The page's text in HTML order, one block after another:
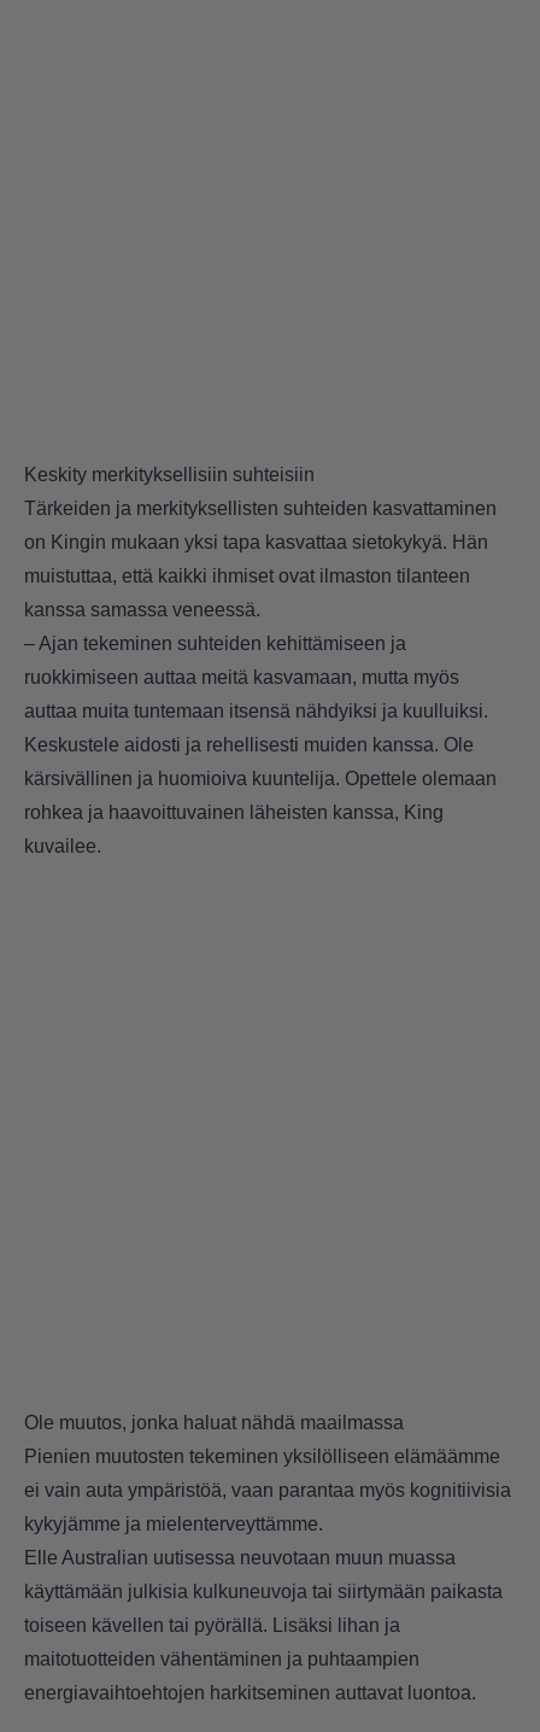
Keskity merkityksellisiin suhteisiin
Tärkeiden ja merkityksellisten suhteiden kasvattaminen
on Kingin mukaan yksi tapa kasvattaa sietokykyä. Hän
muistuttaa, että kaikki ihmiset ovat ilmaston tilanteen
kanssa samassa veneessä.
– Ajan tekeminen suhteiden kehittämiseen ja
ruokkimiseen auttaa meitä kasvamaan, mutta myös
auttaa muita tuntemaan itsensä nähdyiksi ja kuulluiksi.
Keskustele aidosti ja rehellisesti muiden kanssa. Ole
kärsivällinen ja huomioiva kuuntelija. Opettele olemaan
rohkea ja haavoittuvainen läheisten kanssa, King
kuvailee.
Ole muutos, jonka haluat nähdä maailmassa
Pienien muutosten tekeminen yksilölliseen elämäämme
ei vain auta ympäristöä, vaan parantaa myös kognitiivisia
kykyjämme ja mielenterveyttämme.
Elle Australian uutisessa neuvotaan muun muassa
käyttämään julkisia kulkuneuvoja tai siirtymään paikasta
toiseen kävellen tai pyörällä. Lisäksi lihan ja
maitotuotteiden vähentäminen ja puhtaampien
energiavaihtoehtojen harkitseminen auttavat luontoa.